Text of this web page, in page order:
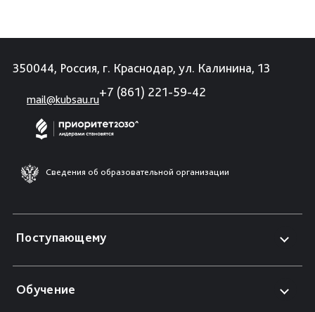
350044, Россия, г. Краснодар, ул. Калинина, 13
mail@kubsau.ru
+7 (861) 221-59-42
Сведения об образовательной организации
Поступающему
Обучение